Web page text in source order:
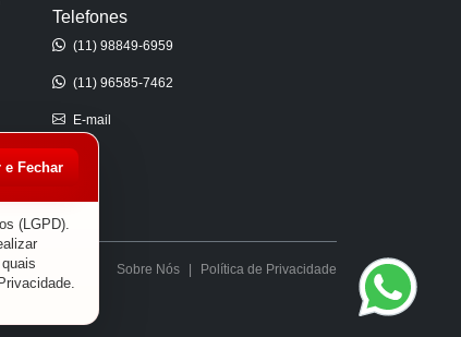
Telefones
(11) 98849-6959
(11) 96585-7462
E-mail
Sobre Nós Política de Privacidade
e Fechar
(LGPD).
.